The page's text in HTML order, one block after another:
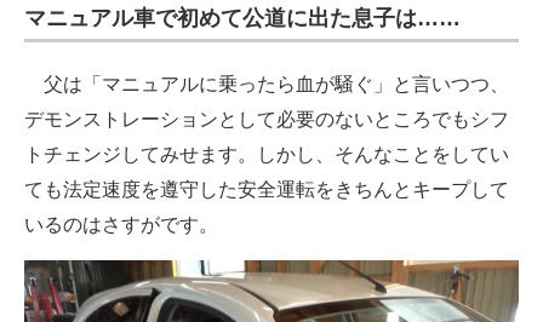
マニュアル車で初めて公道に出た息子は……
父は「マニュアルに乗ったら血が騒ぐ」と言いつつ、
デモンストレーションとして必要のないところでもシフ
トチェンジしてみせます。しかし、そんなことをしてい
ても法定速度を遵守した安全運転をきちんとキープして
いるのはさすがです。